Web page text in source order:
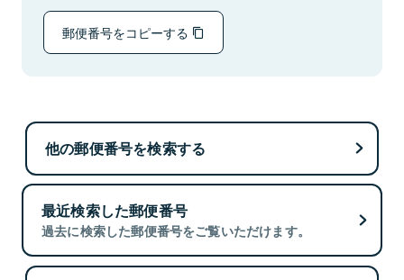
郵便番号をコピーする
他の郵便番号を検索する
最近検索した郵便番号
過去に検索した郵便番号をご覧いただけます。